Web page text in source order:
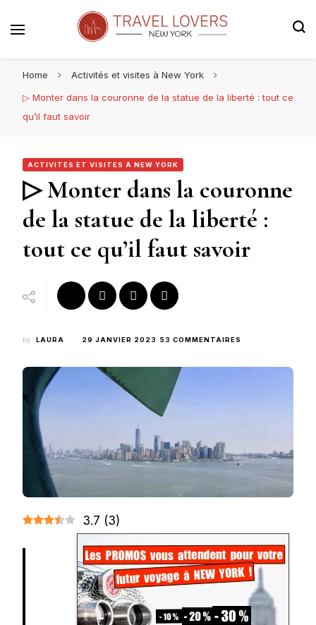
Home
Activités et visites à New York
▷ Monter dans la couronne de la statue de la liberté : tout ce
qu’il faut savoir
ACTIVITÉS ET VISITES À NEW YORK
▷ Monter dans la couronne
de la statue de la liberté :
tout ce qu’il faut savoir
by LAURA 29 JANVIER 2023 53 COMMENTAIRES
LA
LIBERTÉ
SAVOIR
3.7 (3)